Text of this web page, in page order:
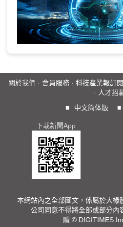
關於我們 · 會員服務· 科技產業報訂閱
· 人才招
■
中文简体版 ■
下載新聞App
本網站內之全部圖文，係屬於大椽
公司同意不得將全部或部分內
體 © DIGITIMES